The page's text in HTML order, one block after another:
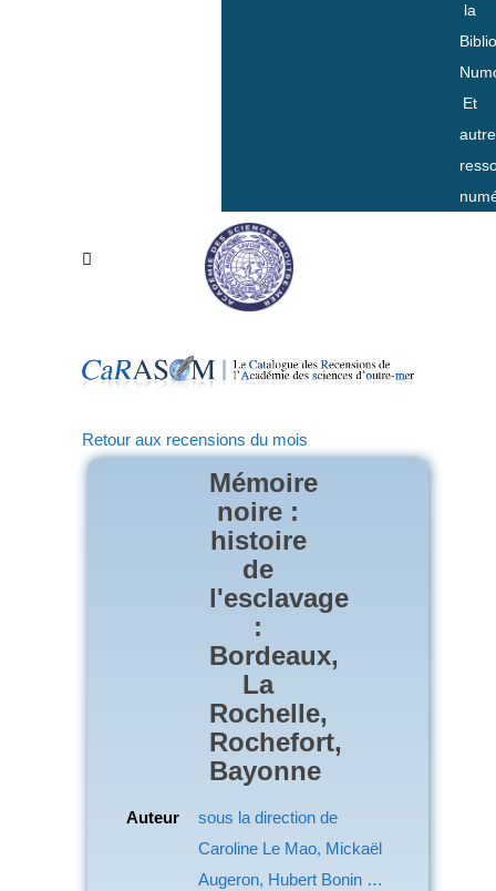
la
Et
Retour aux recensions du mois
Mémoire
noire :
histoire
de
l'esclavage
:
Bordeaux,
La
Rochelle,
Rochefort,
Bayonne
Auteur
sous la direction de
Caroline Le Mao, Mickaël
Augeron, Hubert Bonin …